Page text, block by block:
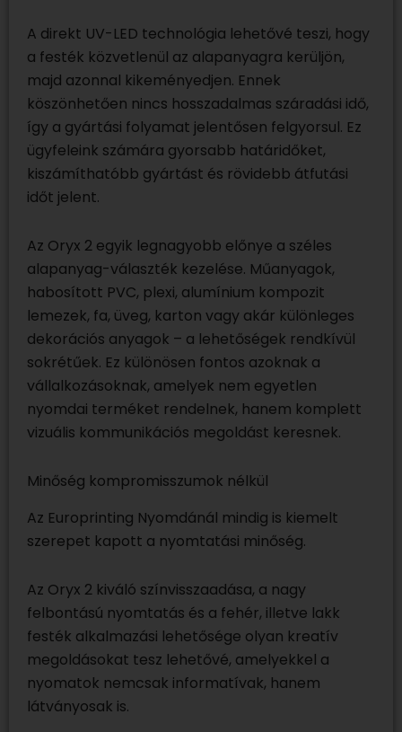
A direkt UV-LED technológia lehetővé teszi, hogy
a festék közvetlenül az alapanyagra kerüljön,
majd azonnal kikeményedjen. Ennek
köszönhetően nincs hosszadalmas száradási idő,
így a gyártási folyamat jelentősen felgyorsul. Ez
ügyfeleink számára gyorsabb határidőket,
kiszámíthatóbb gyártást és rövidebb átfutási
időt jelent.
Az Oryx 2 egyik legnagyobb előnye a széles
alapanyag-választék kezelése. Műanyagok,
habosított PVC, plexi, alumínium kompozit
lemezek, fa, üveg, karton vagy akár különleges
dekorációs anyagok – a lehetőségek rendkívül
sokrétűek. Ez különösen fontos azoknak a
vállalkozásoknak, amelyek nem egyetlen
nyomdai terméket rendelnek, hanem komplett
vizuális kommunikációs megoldást keresnek.
Minőség kompromisszumok nélkül
Az Europrinting Nyomdánál mindig is kiemelt
szerepet kapott a nyomtatási minőség.
Az Oryx 2 kiváló színvisszaadása, a nagy
felbontású nyomtatás és a fehér, illetve lakk
festék alkalmazási lehetősége olyan kreatív
megoldásokat tesz lehetővé, amelyekkel a
nyomatok nemcsak informatívak, hanem
látványosak is.